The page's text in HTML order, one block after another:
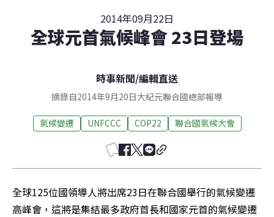
2014年09月22日
全球元首氣候峰會 23日登場
時事新聞/編輯直送
摘錄自2014年9月20日大紀元聯合國總部報導
氣候變遷 UNFCCC COP22 聯合國氣候大會
全球125位國領導人將出席23日在聯合國舉行的氣候變遷
高峰會，這將是集結最多政府首長和國家元首的氣候變遷